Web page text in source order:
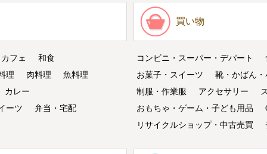
フェ
和食
理
肉料理
魚料理
カレー
ーツ
弁当・宅配
買い物
コンビニ・スーパー・デパート
お菓子・スイーツ
靴・かばん・
制服・作業服
アクセサリー
おもちゃ・ゲーム・子ども用品
リサイクルショップ・中古売買